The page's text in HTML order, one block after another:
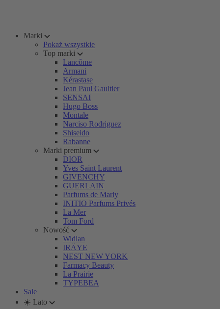
Marki
Pokaż wszystkie
Top marki
Lancôme
Armani
Kérastase
Jean Paul Gaultier
SENSAI
Hugo Boss
Montale
Narciso Rodriguez
Shiseido
Rabanne
Marki premium
DIOR
Yves Saint Laurent
GIVENCHY
GUERLAIN
Parfums de Marly
INITIO Parfums Privés
La Mer
Tom Ford
Nowość
Widian
IRÄYE
NEST NEW YORK
Farmacy Beauty
La Prairie
TYPEBEA
Sale
☀️ Lato